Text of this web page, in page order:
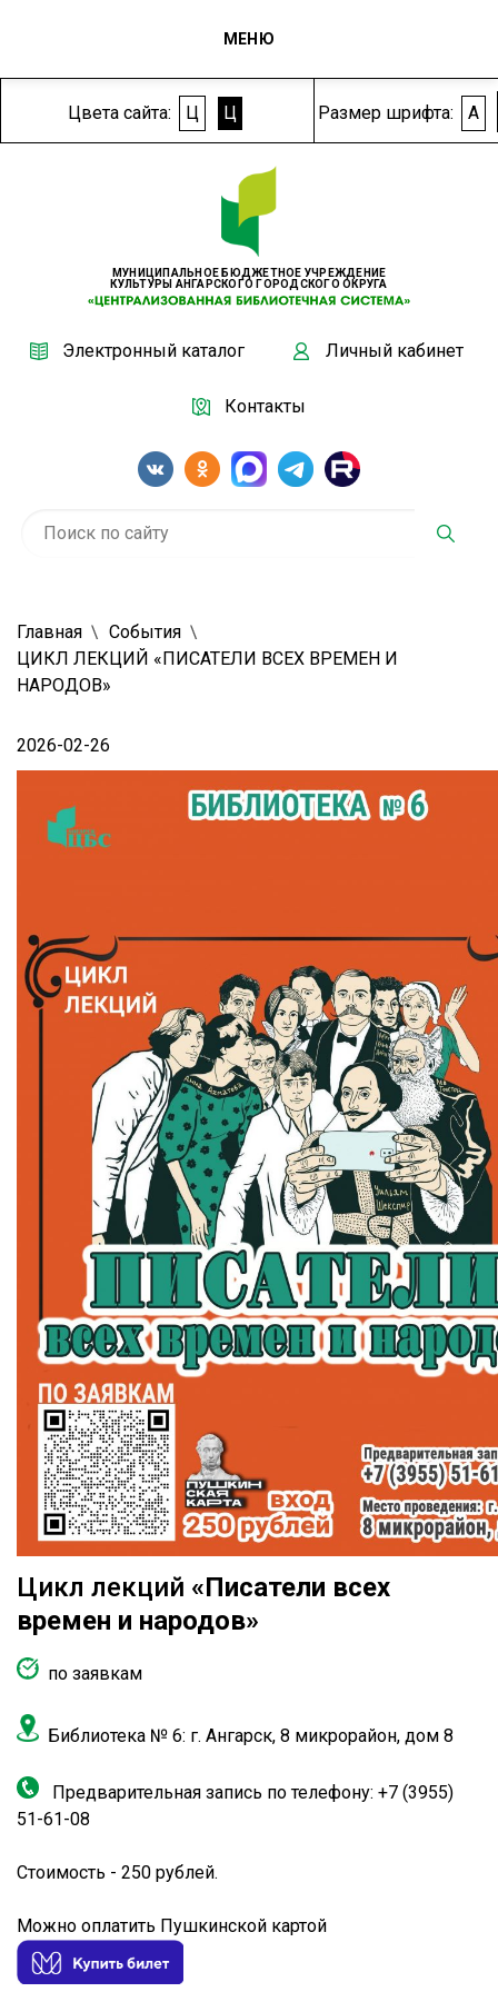
Цвета сайта: Ц Ц Размер шрифта: A
МУНИЦИПАЛЬНОЕ БЮДЖЕТНОЕ УЧРЕЖДЕНИЕ
КУЛЬТУРЫ АНГАРСКОГО ГОРОДСКОГО ОКРУГА
Электронный каталог Личный кабинет
Контакты
МЕНЮ
Главная
События
ЦИКЛ ЛЕКЦИЙ «ПИСАТЕЛИ ВСЕХ ВРЕМЕН И
НАРОДОВ»
2026-02-26
Цикл лекций «Писатели всех
времен и народов»
по заявкам
Библиотека № 6: г. Ангарск, 8 микрорайон, дом 8
Предварительная запись по телефону: +7 (3955)
51-61-08
Стоимость - 250 рублей.
Можно оплатить Пушкинской картой